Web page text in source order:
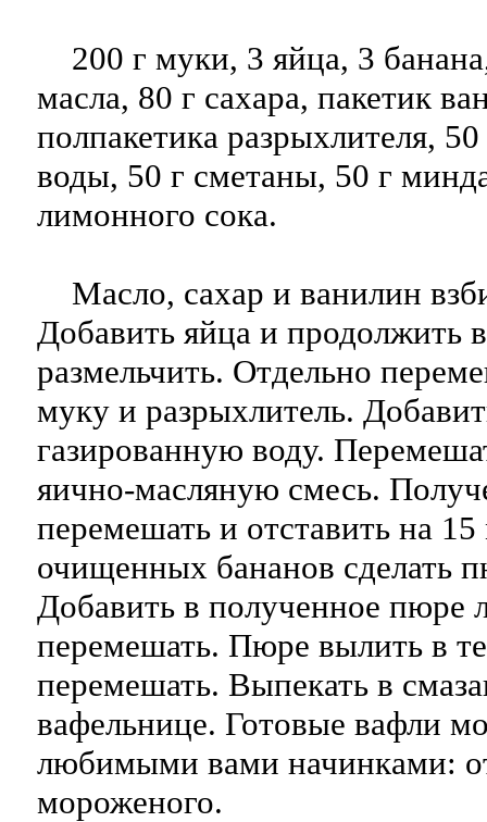
200 г муки, 3 яйца, 3
масла, 80 г сахара, пакетик
полпакетика разрыхлителя,
воды, 50 г сметаны, 50 г
лимонного сока.
Масло, сахар и ванилин
Добавить яйца и продолжить
размельчить. Отдельно
муку и разрыхлитель.
газированную воду.
яично-масляную смесь.
перемешать и отставить на
очищенных бананов сделать
Добавить в полученное пюре
перемешать. Пюре вылить в
перемешать. Выпекать в
вафельнице. Готовые вафли
любимыми вами начинками:
мороженого.